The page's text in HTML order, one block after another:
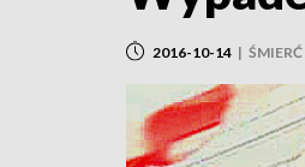
2016-10-14 |